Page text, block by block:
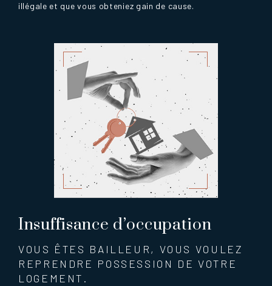
illégale et que vous obteniez gain de cause.
Insuffisance d’occupation
VOUS ÊTES BAILLEUR, VOUS VOULEZ
REPRENDRE POSSESSION DE VOTRE
LOGEMENT.